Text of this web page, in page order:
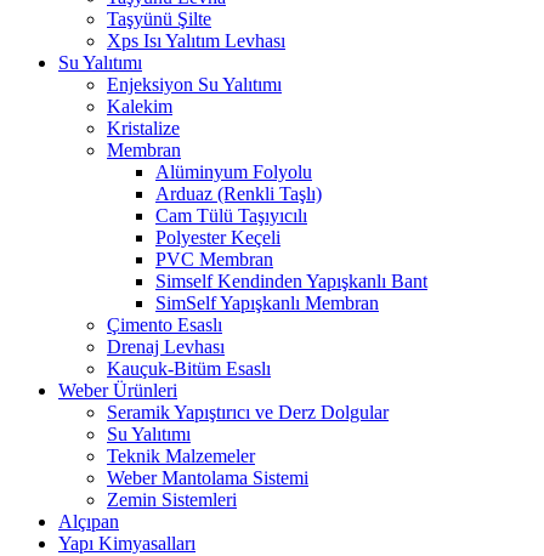
Taşyünü Şilte
Xps Isı Yalıtım Levhası
Su Yalıtımı
Enjeksiyon Su Yalıtımı
Kalekim
Kristalize
Membran
Alüminyum Folyolu
Arduaz (Renkli Taşlı)
Cam Tülü Taşıyıcılı
Polyester Keçeli
PVC Membran
Simself Kendinden Yapışkanlı Bant
SimSelf Yapışkanlı Membran
Çimento Esaslı
Drenaj Levhası
Kauçuk-Bitüm Esaslı
Weber Ürünleri
Seramik Yapıştırıcı ve Derz Dolgular
Su Yalıtımı
Teknik Malzemeler
Weber Mantolama Sistemi
Zemin Sistemleri
Alçıpan
Yapı Kimyasalları